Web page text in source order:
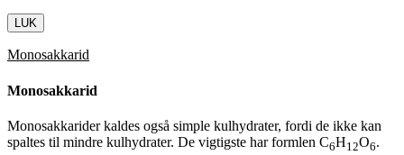
LUK
Monosakkarid
Monosakkarid
Monosakkarider kaldes også simple kulhydrater, fordi de ikke kan
spaltes til mindre kulhydrater. De vigtigste har formlen C6H12O6.